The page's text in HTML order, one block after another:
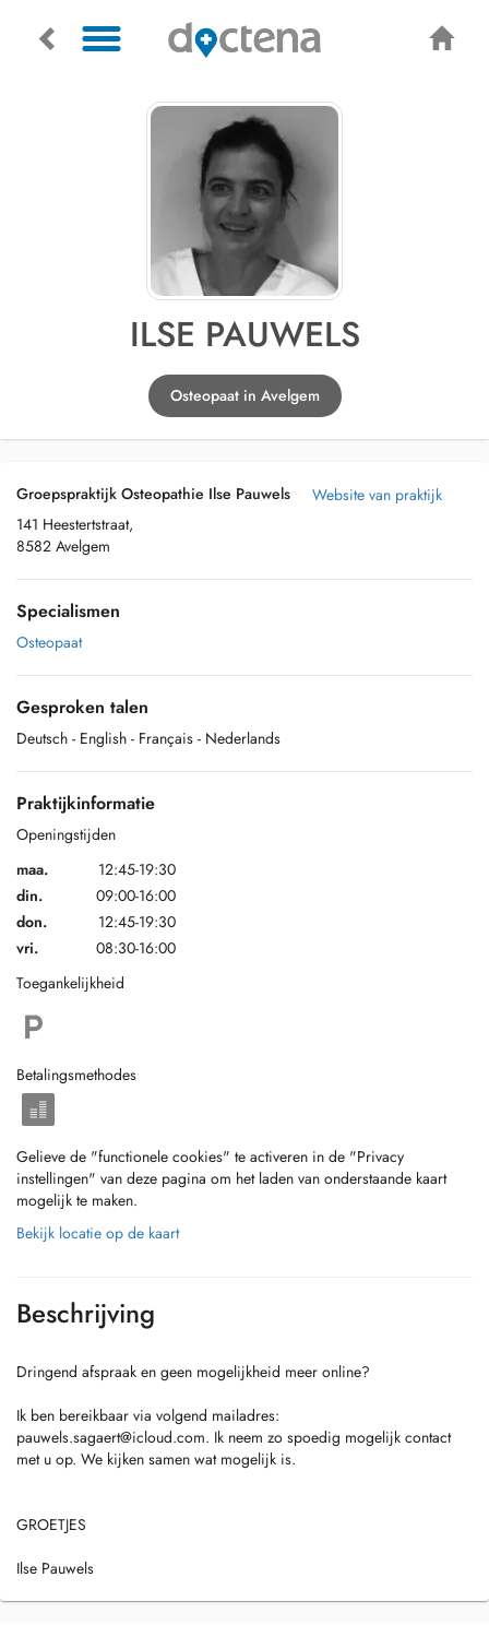
ILSE PAUWELS
Osteopaat in Avelgem
Groepspraktijk Osteopathie Ilse Pauwels
141 Heestertstraat,
8582 Avelgem
Website van praktijk
Specialismen
Osteopaat
Gesproken talen
Deutsch - English - Français - Nederlands
Praktijkinformatie
Openingstijden
maa.
12:45-19:30
din.
09:00-16:00
don.
12:45-19:30
vri.
08:30-16:00
Toegankelijkheid
Betalingsmethodes
Gelieve de "functionele cookies" te activeren in de "Privacy
instellingen" van deze pagina om het laden van onderstaande kaart
mogelijk te maken.
Bekijk locatie op de kaart
Beschrijving
Dringend afspraak en geen mogelijkheid meer online?
Ik ben bereikbaar via volgend mailadres:
pauwels.sagaert@icloud.com. Ik neem zo spoedig mogelijk contact
met u op. We kijken samen wat mogelijk is.
GROETJES
Ilse Pauwels